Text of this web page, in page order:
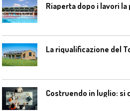
Riaperta dopo i lavori
La riqualificazione del
Costruendo in luglio: si